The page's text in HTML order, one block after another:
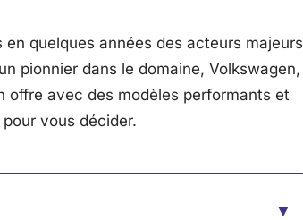
quelques années des acteurs majeurs
pionnier dans le domaine, Volkswagen,
offre avec des modèles performants et
vous décider.